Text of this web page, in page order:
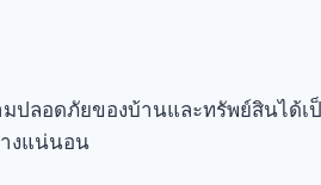
ปลอดภัยของบ้านและทรัพย์สินได้เ
งแน่นอน